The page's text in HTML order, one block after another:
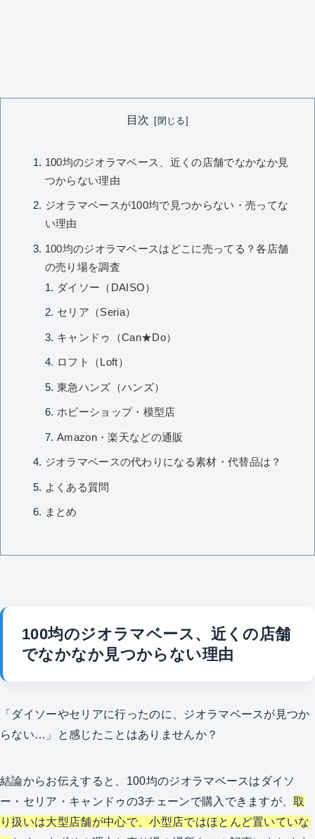
目次
100均のジオラマベース、近くの店舗でなかなか見
つからない理由
ジオラマベースが100均で見つからない・売ってな
い理由
100均のジオラマベースはどこに売ってる？各店舗
の売り場を調査
ダイソー（DAISO）
セリア（Seria）
キャンドゥ（Can★Do）
ロフト（Loft）
東急ハンズ（ハンズ）
ホビーショップ・模型店
Amazon・楽天などの通販
ジオラマベースの代わりになる素材・代替品は？
よくある質問
まとめ
100均のジオラマベース、近くの店舗
でなかなか見つからない理由
「ダイソーやセリアに行ったのに、ジオラマベースが見つか
らない…」と感じたことはありませんか？
結論からお伝えすると、100均のジオラマベースはダイソ
ー・セリア・キャンドゥの3チェーンで購入できますが、取
り扱いは大型店舗が中心で、小型店ではほとんど置いていな